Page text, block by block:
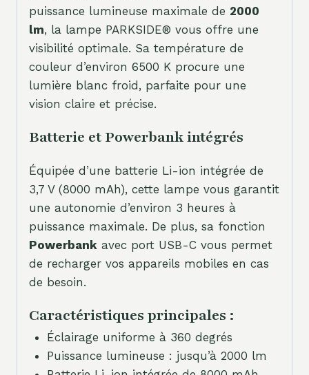
puissance lumineuse maximale de 2000
lm, la lampe PARKSIDE® vous offre une
visibilité optimale. Sa température de
couleur d’environ 6500 K procure une
lumière blanc froid, parfaite pour une
vision claire et précise.
Batterie et Powerbank intégrés
Équipée d’une batterie Li-ion intégrée de
3,7 V (8000 mAh), cette lampe vous garantit
une autonomie d’environ 3 heures à
puissance maximale. De plus, sa fonction
Powerbank avec port USB-C vous permet
de recharger vos appareils mobiles en cas
de besoin.
Caractéristiques principales :
Éclairage uniforme à 360 degrés
Puissance lumineuse : jusqu’à 2000 lm